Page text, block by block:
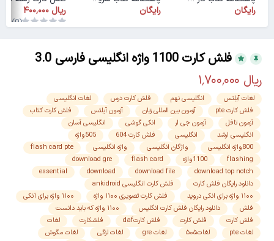
رایگان رایگان
(0)
فلش کارت 1100 واژه انگلیسی فارسی 3.0
لغات آیلتس انگلیسی نهم فلش کارت درس
لغات انگلیسی
فلش کارت pte
آزمون بین المللی زبان آزمون آیلتس
فلش کارت کتاب
آزمون تافل
آزمون جی ار انکی گوشی
انگلیسی آسان
انگلیسی ارشد
انگلیسی فلش کارت 604
505واژه
800واژه انگلیسی
واژگان انگلیسی واژه انگلیسی
flash card pte
flashing
1100واژه flash card
download gre
download top notch
download file
download
essential
دانلود رایگان فلش کارت
فلش کارت انگلیسی ankidroid
۱۱۰۰ واژه برای انکی دروید
فلش کارت تصویری ۱۱۰۰ واژه
۱۱۰۰ واژه برای آنکی
فلش
دانلود رایگان فلش کارت انگلیس
۱۱۰۰ واژه که باید دانست
فلش کارت
فلش کارت فلش کارتdaf فلشکارت
لغات
لغات pte
لغات۵۰۵ لغات gre لغات لزگی
لغات مگوش